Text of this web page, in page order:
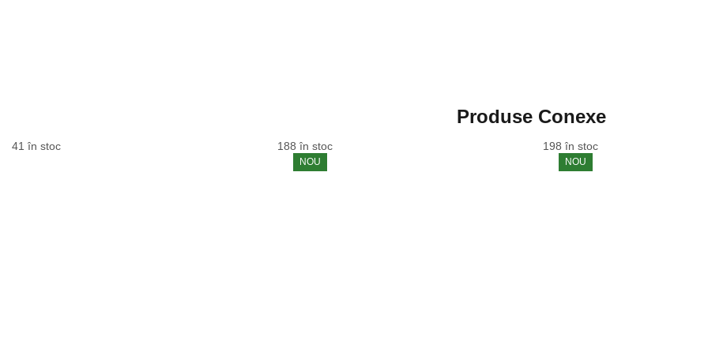
Produse Conexe
41 în stoc
NOU
188 în stoc
NOU
198 în stoc